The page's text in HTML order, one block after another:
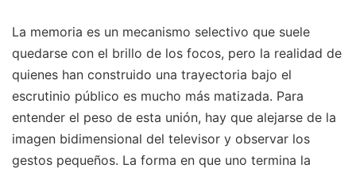
La memoria es un mecanismo selectivo que suele
quedarse con el brillo de los focos, pero la realidad de
quienes han construido una trayectoria bajo el
escrutinio público es mucho más matizada. Para
entender el peso de esta unión, hay que alejarse de la
imagen bidimensional del televisor y observar los
gestos pequeños. La forma en que uno termina la